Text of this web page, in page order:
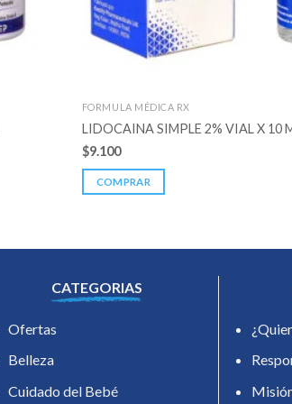
FORMULA MÉDICA RX
LIDOCAINA SIMPLE 2% VIAL X 10
$9.100
COMPRAR
CATEGORIAS
Ofertas
Belleza
Cuidado del Bebé